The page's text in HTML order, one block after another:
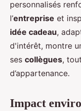
personnalisés
l’entreprise et
idée cadeau,
d'intérêt, montre
ses collègues,
d’appartenance.
Impact